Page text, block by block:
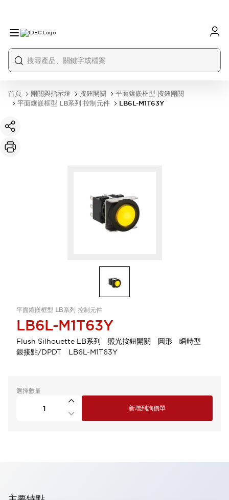
首頁 開關與指示燈 按鈕開關
平面鑲嵌框型 按鈕開關
平面鑲嵌框型 LB系列 控制元件
LB6L-M1T63Y
平面鑲嵌框型 LB系列 控制元件
LB6L-M1T63Y
Flush Silhouette LB系列 照光按鈕開關 圓形 瞬時型
銀接點/DPDT LB6L-M1T63Y
選擇數量
新增到詢價單